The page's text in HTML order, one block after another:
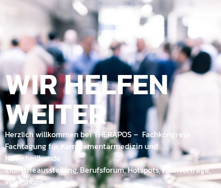
WIR HELFEN
WEITER
Herzlich willkommen bei THERAPOS – Fachkongress
Fachtagung für Komplementärmedizin und
Naturheilkunde
Industrieausstellung, Berufsforum, Hotspots, Fachvorträge,
Workshops